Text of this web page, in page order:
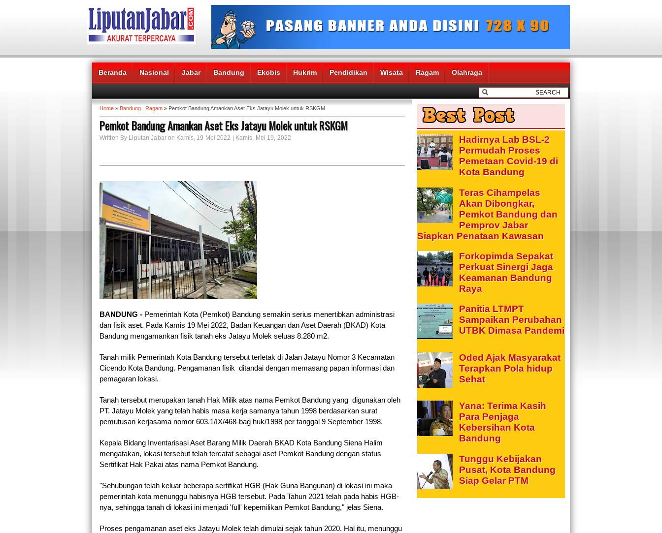
Beranda Nasional Jabar Bandung Ekobis Hukrim Pendidikan Wisata Ragam Olahraga
Headlines News :
Home » Bandung Ragam » Pemkot Bandung Amankan Aset Eks Jatayu Molek untuk RSKGM
Pemkot Bandung Amankan Aset Eks Jatayu Molek untuk RSKGM
Written By Liputan Jabar on Kamis, 19 Mei 2022 | Kamis, Mei 19, 2022
BANDUNG - Pemerintah Kota (Pemkot) Bandung semakin serius menertibkan administrasi
dan fisik aset. Pada Kamis 19 Mei 2022, Badan Keuangan dan Aset Daerah (BKAD) Kota
Bandung mengamankan fisik tanah eks Jatayu Molek seluas 8.280 m2.
Tanah milik Pemerintah Kota Bandung tersebut terletak di Jalan Jatayu Nomor 3 Kecamatan
Cicendo Kota Bandung. Pengamanan fisik  ditandai dengan memasang papan informasi dan
pemagaran lokasi.
Tanah tersebut merupakan tanah Hak Milik atas nama Pemkot Bandung yang  digunakan oleh
PT. Jatayu Molek yang telah habis masa kerja samanya tahun 1998 berdasarkan surat
pemutusan kerjasama nomor 603.1/IX/468-bag huk/1998 per tanggal 9 September 1998.
Kepala Bidang Inventarisasi Aset Barang Milik Daerah BKAD Kota Bandung Siena Halim
mengatakan, lokasi tersebut telah tercatat sebagai aset Pemkot Bandung dengan status
Sertifikat Hak Pakai atas nama Pemkot Bandung.
"Sehubungan telah keluar beberapa sertifikat HGB (Hak Guna Bangunan) di lokasi ini maka
pemerintah kota menunggu habisnya HGB tersebut. Pada Tahun 2021 telah pada habis HGB-
nya, sehingga tanah di lokasi ini menjadi 'full' kepemilikan Pemkot Bandung," jelas Siena.
Proses pengamanan aset eks Jatayu Molek telah dimulai sejak tahun 2020. Hal itu, menunggu
Hadirnya Lab BSL-2
Permudah Proses
Pemetaan Covid-19 di
Kota Bandung
Teras Cihampelas
Akan Dibongkar,
Pemkot Bandung dan
Pemprov Jabar
Siapkan Penataan Kawasan
Forkopimda Sepakat
Perkuat Sinergi Jaga
Keamanan Bandung
Raya
Panitia LTMPT
Sampaikan Perubahan
UTBK Dimasa Pandemi
Oded Ajak Masyarakat
Terapkan Pola hidup
Sehat
Yana: Terima Kasih
Para Penjaga
Kebersihan Kota
Bandung
Tunggu Kebijakan
Pusat, Kota Bandung
Siap Gelar PTM